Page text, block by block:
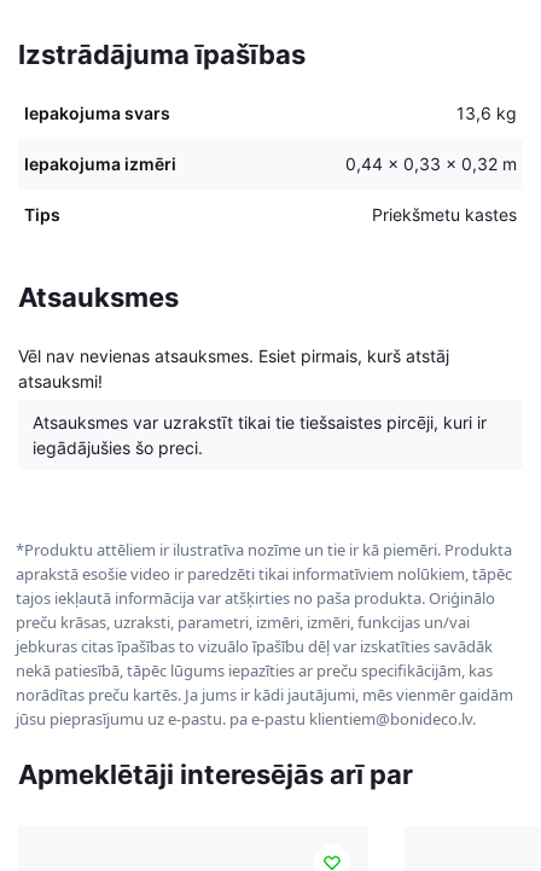
Izstrādājuma īpašības
Iepakojuma svars 13,6 kg
Iepakojuma izmēri 0,44 × 0,33 × 0,32 m
Tips Priekšmetu kastes
Atsauksmes
Vēl nav nevienas atsauksmes. Esiet pirmais, kurš atstāj
atsauksmi!
Atsauksmes var uzrakstīt tikai tie tiešsaistes pircēji, kuri ir
iegādājušies šo preci.
*Produktu attēliem ir ilustratīva nozīme un tie ir kā piemēri. Produkta
aprakstā esošie video ir paredzēti tikai informatīviem nolūkiem, tāpēc
tajos iekļautā informācija var atšķirties no paša produkta. Oriģinālo
preču krāsas, uzraksti, parametri, izmēri, izmēri, funkcijas un/vai
jebkuras citas īpašības to vizuālo īpašību dēļ var izskatīties savādāk
nekā patiesībā, tāpēc lūgums iepazīties ar preču specifikācijām, kas
norādītas preču kartēs. Ja jums ir kādi jautājumi, mēs vienmēr gaidām
jūsu pieprasījumu uz e-pastu. pa e-pastu klientiem@bonideco.lv.
Apmeklētāji interesējās arī par